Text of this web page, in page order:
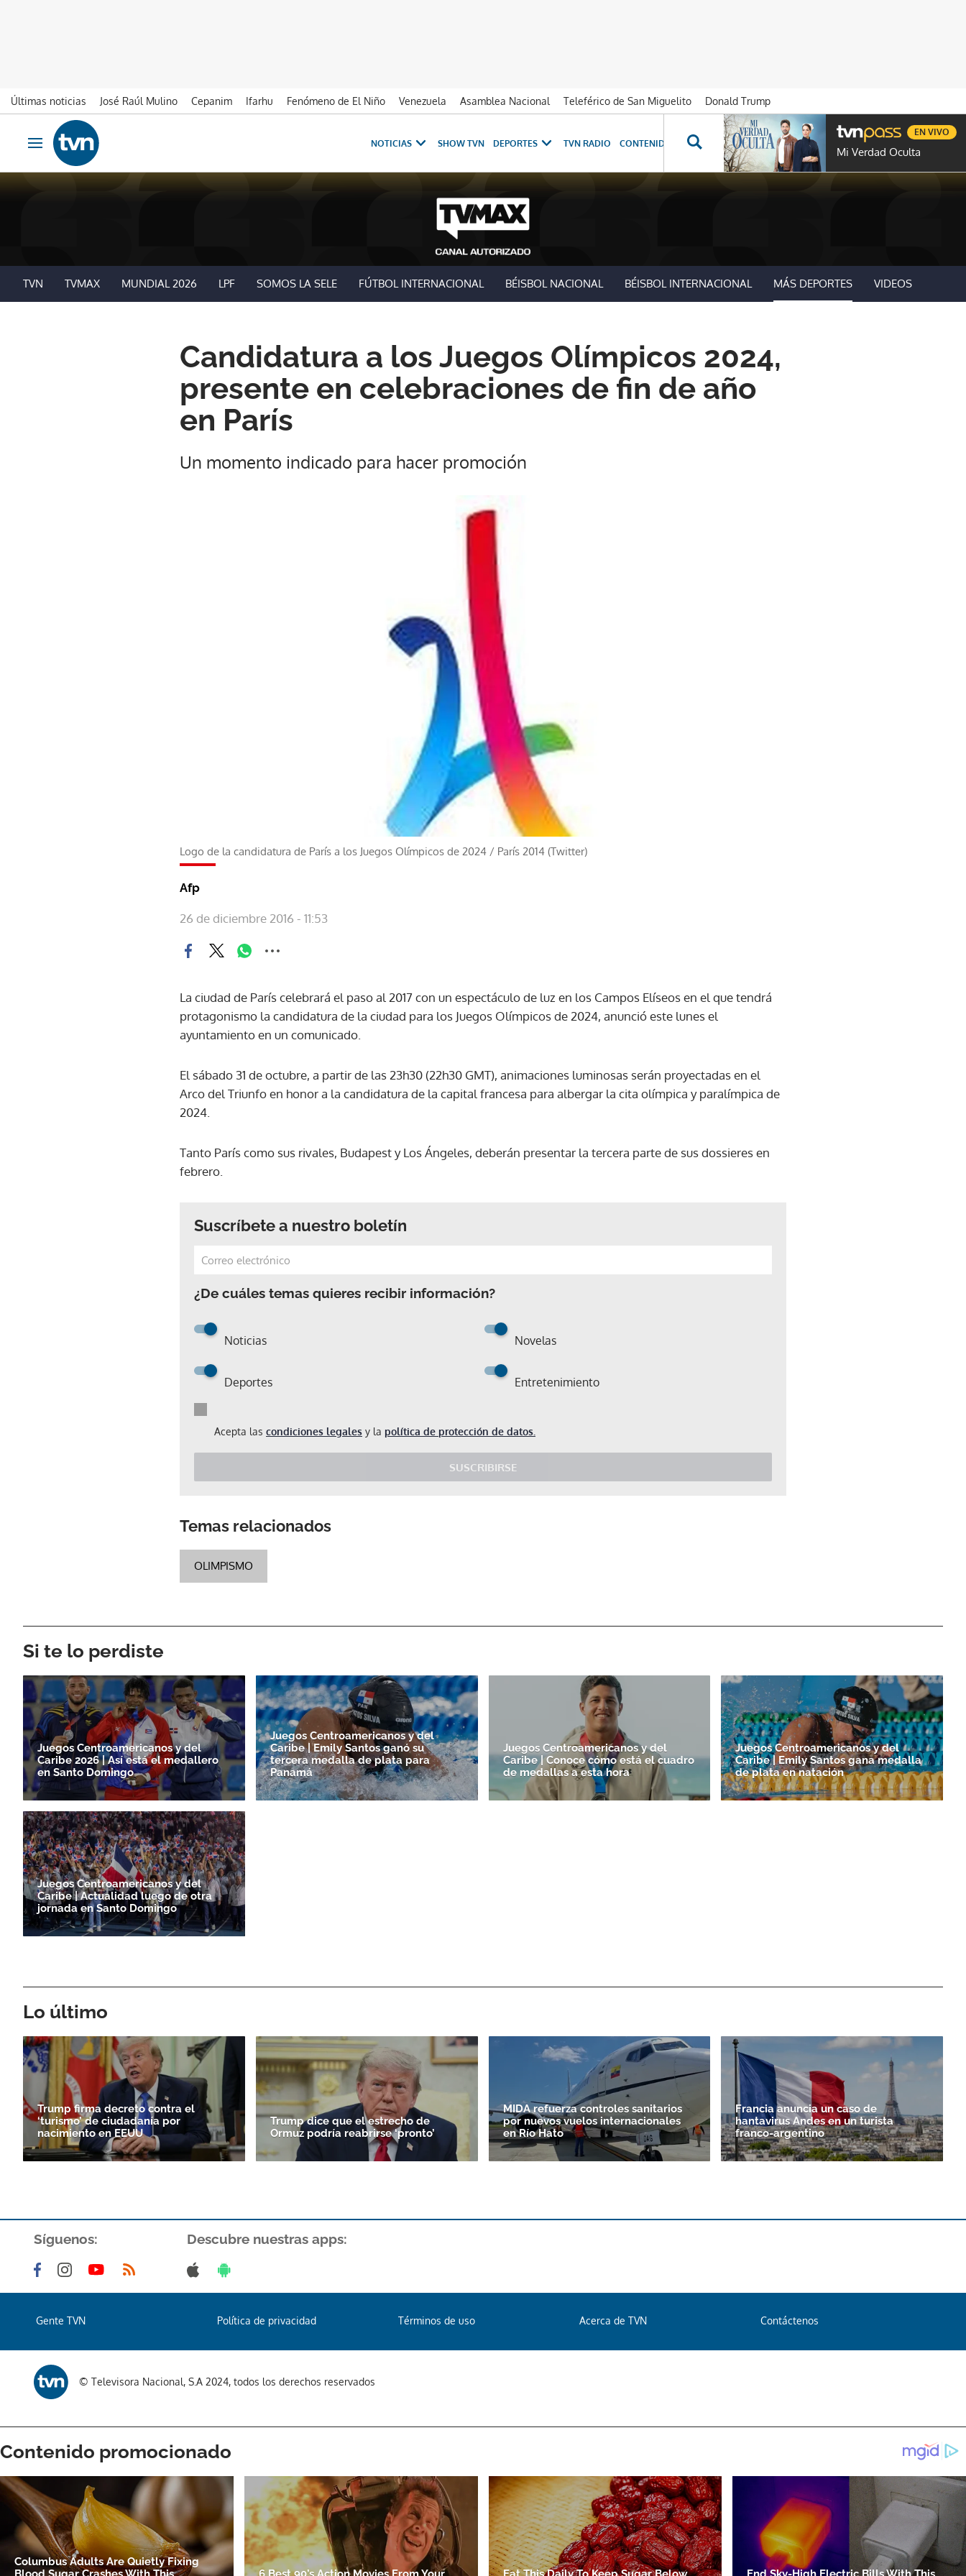
Últimas noticias José Raúl Mulino Cepanim Ifarhu Fenómeno de El Niño Venezuela Asamblea Nacional Teleférico de San Miguelito
Donald Trump
Ir al contenido
Obrir navegació
NOTICIAS SHOW TVN DEPORTES TVN RADIO CONTENIDOS ESPECIALES NOVELAS PROGRAMAS GENTE TVN
Mi Verdad Oculta
EN VIVO
TVN TVMAX MUNDIAL 2026 LPF SOMOS LA SELE FÚTBOL INTERNACIONAL BÉISBOL NACIONAL BÉISBOL INTERNACIONAL MÁS DEPORTES VIDEOS
Candidatura a los Juegos Olímpicos 2024,
presente en celebraciones de fin de año
en París
Un momento indicado para hacer promoción
Logo de la candidatura de París a los Juegos Olímpicos de 2024 / París 2014 (Twitter)
Afp
26 de diciembre 2016 - 11:53
La ciudad de París celebrará el paso al 2017 con un espectáculo de luz en los Campos Elíseos en el que tendrá
protagonismo la candidatura de la ciudad para los Juegos Olímpicos de 2024, anunció este lunes el
ayuntamiento en un comunicado.
El sábado 31 de octubre, a partir de las 23h30 (22h30 GMT), animaciones luminosas serán proyectadas en el
Arco del Triunfo en honor a la candidatura de la capital francesa para albergar la cita olímpica y paralímpica de
2024.
Tanto París como sus rivales, Budapest y Los Ángeles, deberán presentar la tercera parte de sus dossieres en
febrero.
Suscríbete a nuestro boletín
¿De cuáles temas quieres recibir información?
Noticias Novelas
Deportes Entretenimiento
Acepta las condiciones legales y la política de protección de datos.
SUSCRIBIRSE
ACEPTAR
Temas relacionados
OLIMPISMO
Si te lo perdiste
Juegos Centroamericanos y del
Caribe 2026 | Así está el medallero
en Santo Domingo
Juegos Centroamericanos y del
Caribe | Emily Santos ganó su
tercera medalla de plata para
Panamá
Juegos Centroamericanos y del
Caribe | Conoce cómo está el cuadro
de medallas a esta hora
Juegos Centroamericanos y del
Caribe | Emily Santos gana medalla
de plata en natación
Juegos Centroamericanos y del
Caribe | Actualidad luego de otra
jornada en Santo Domingo
Lo último
Trump firma decreto contra el
‘turismo’ de ciudadanía por
nacimiento en EEUU
Trump dice que el estrecho de
Ormuz podría reabrirse ‘pronto’
MIDA refuerza controles sanitarios
por nuevos vuelos internacionales
en Río Hato
Francia anuncia un caso de
hantavirus Andes en un turista
franco-argentino
Síguenos: Descubre nuestras apps:
Gente TVN Política de privacidad Términos de uso Acerca de TVN Contáctenos
© Televisora Nacional, S.A 2024, todos los derechos reservados